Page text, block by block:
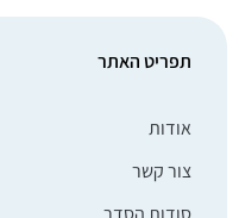
תפריט האתר
אודות
צור קשר